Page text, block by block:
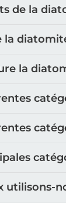
de la
la
la
utilisons-